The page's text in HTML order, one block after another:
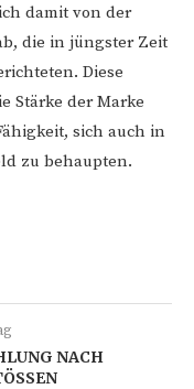
damit von der
die in jüngster Zeit
Diese
Stärke der Marke
sich auch in
zu behaupten.
NACH